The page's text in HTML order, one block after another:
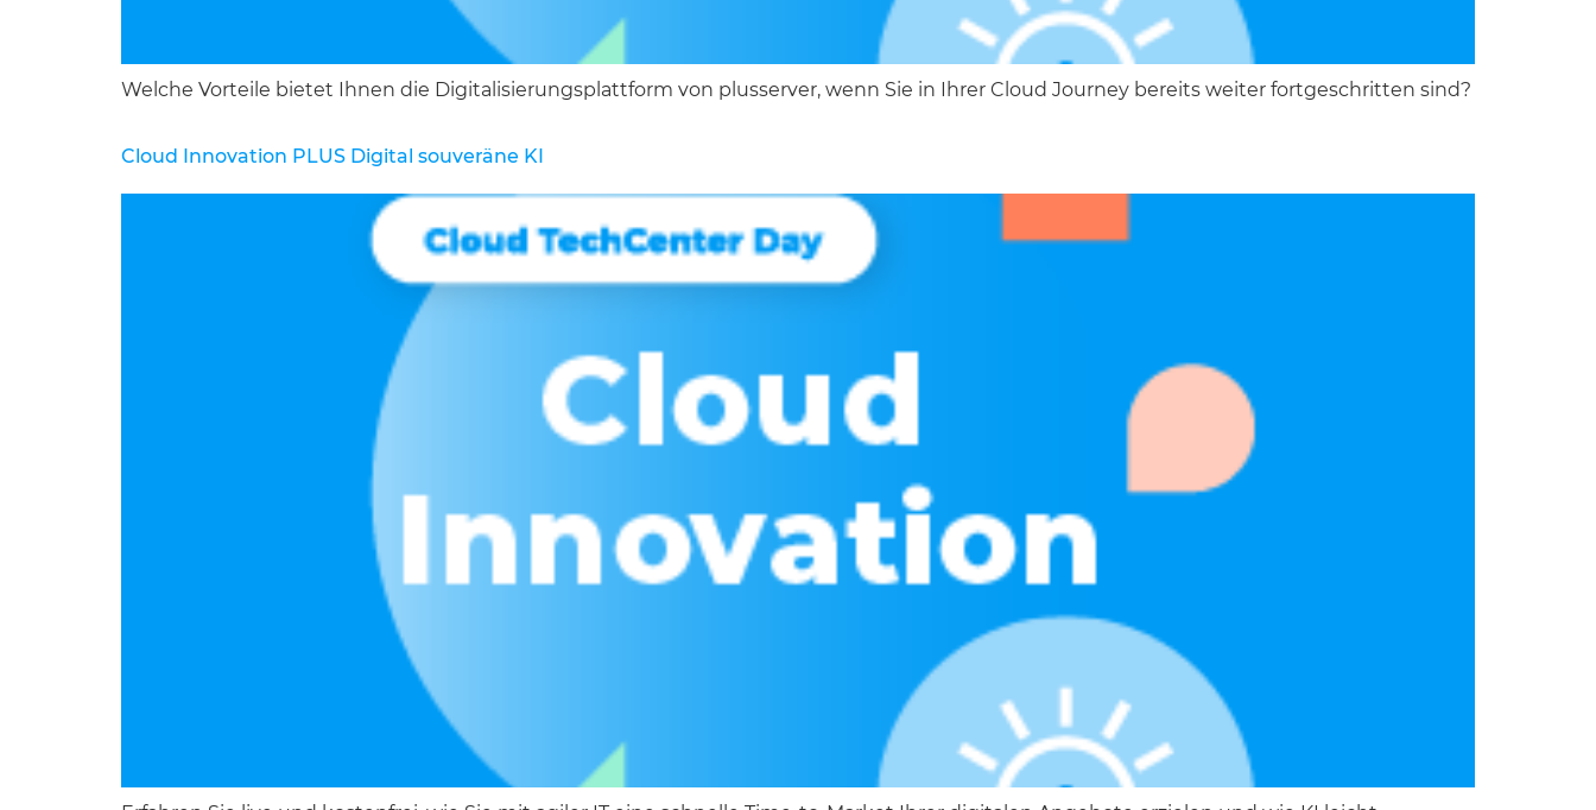
Welche Vorteile bietet Ihnen die Digitalisierungsplattform von plusserver, wenn Sie in Ihrer Cloud Journey bereits weiter fortgeschritten sind?
Cloud Innovation PLUS Digital souveräne KI